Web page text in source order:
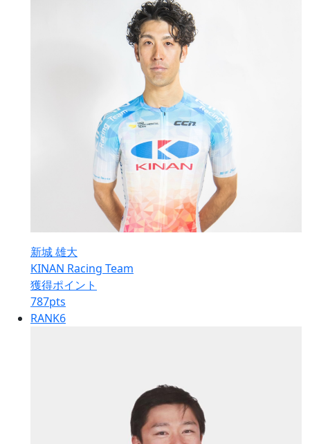
新城 雄大
KINAN Racing Team
獲得ポイント
787pts
RANK6